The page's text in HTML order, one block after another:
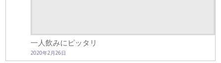
一人飲みにピッタリ
2020年2月26日